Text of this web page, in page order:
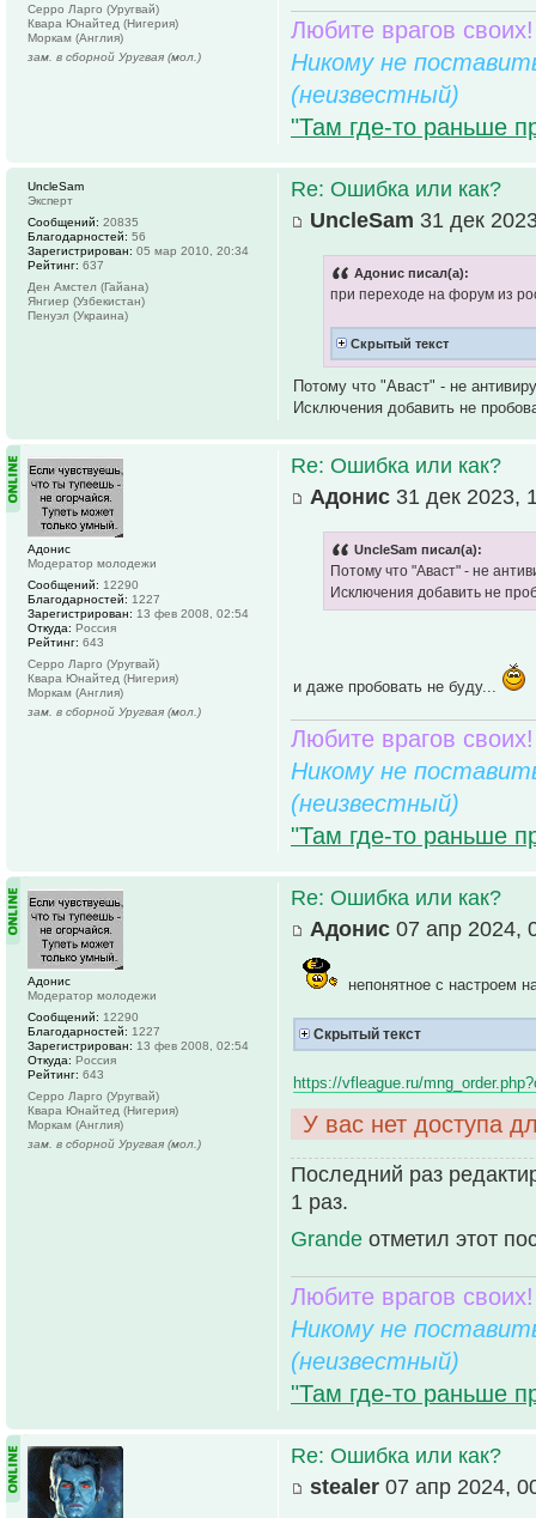
Любите врагов
Никому не
(неизвестный)
"Там где-то раньше
Серро Ларго (Уругвай)
Квара Юнайтед (Нигерия)
Моркам (Англия)
зам. в сборной Уругвая (мол.)
Re: Ошибка или как?
UncleSam 31 дек
Адонис писал(а):
при переходе на форум из
Скрытый текст
Потому что "Аваст" - не
Исключения добавить не
UncleSam
Эксперт
Сообщений: 20835
Благодарностей: 56
Зарегистрирован: 05 мар 2010, 20:34
Рейтинг: 637
Ден Амстел (Гайана)
Янгиер (Узбекистан)
Пенуэл (Украина)
Re: Ошибка или как?
Адонис 31 дек 2023,
UncleSam писал(а):
Потому что "Аваст" - не
Исключения добавить не
и даже пробовать не буду...
Любите врагов
Никому не
(неизвестный)
"Там где-то раньше
Адонис
Модератор молодежи
Сообщений: 12290
Благодарностей: 1227
Зарегистрирован: 13 фев 2008, 02:54
Откуда: Россия
Рейтинг: 643
Серро Ларго (Уругвай)
Квара Юнайтед (Нигерия)
Моркам (Англия)
зам. в сборной Уругвая (мол.)
Re: Ошибка или как?
Адонис 07 апр 2024,
непонятное с настроем
Скрытый текст
https://vfleague.ru/
У вас нет доступа
Последний раз
1 раз.
Grande отметил этот
Любите врагов
Никому не
(неизвестный)
"Там где-то раньше
Адонис
Модератор молодежи
Сообщений: 12290
Благодарностей: 1227
Зарегистрирован: 13 фев 2008, 02:54
Откуда: Россия
Рейтинг: 643
Серро Ларго (Уругвай)
Квара Юнайтед (Нигерия)
Моркам (Англия)
зам. в сборной Уругвая (мол.)
Re: Ошибка или как?
stealer 07 апр 2024,